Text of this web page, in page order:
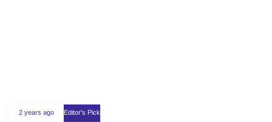
2 years ago Editor's Pick